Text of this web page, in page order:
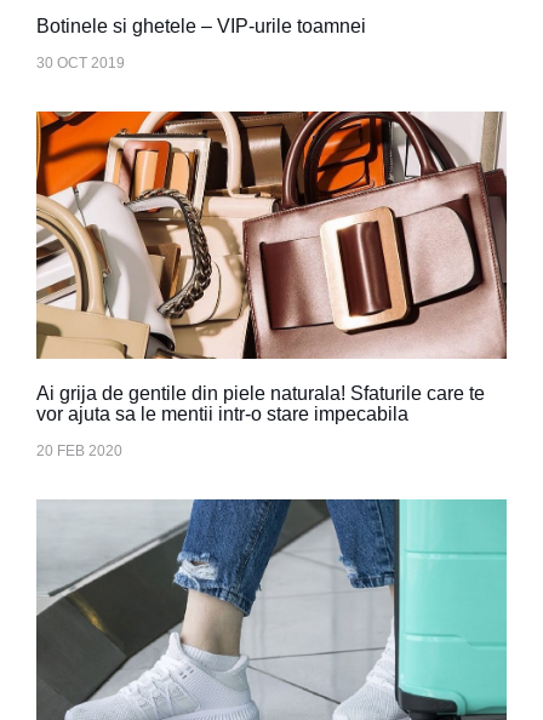
Botinele si ghetele – VIP-urile toamnei
30 OCT 2019
Ai grija de gentile din piele naturala! Sfaturile care te
vor ajuta sa le mentii intr-o stare impecabila
20 FEB 2020